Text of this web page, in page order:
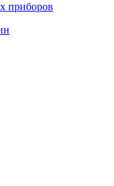
приборов